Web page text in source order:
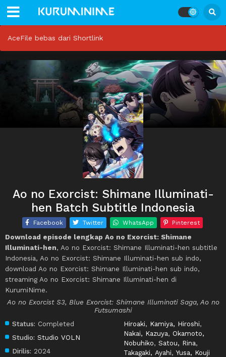
AceFile bebas dari Shortlink
Ao no Exorcist: Shimane Illuminati-
hen Batch Subtitle Indonesia
Facebook Twitter WhatsApp Pinterest
Download episode lengkap Ao no Exorcist: Shimane
Illuminati-hen, Ao no Exorcist: Shimane Illuminati-hen subtitle
Indonesia, Ao no Exorcist: Shimane Illuminati-hen sub indo,
download Ao no Exorcist: Shimane Illuminati-hen sub indo,
streaming Ao no Exorcist: Shimane Illuminati-hen di
KurumiNime.
Ao no Exorcist S3, Blue Exorcist: Shimane Illuminati Saga, Ao no
Futsumashi
Status: Completed
Studio: Studio VOLN
Dirilis: 2024
Hiroaki, Kamiya, Hiroshi,
Nakai, Kazuya, Okamoto,
Nobuhiko,Satou, Rina,
Takagaki, Ayahi,Yusa, Kouji